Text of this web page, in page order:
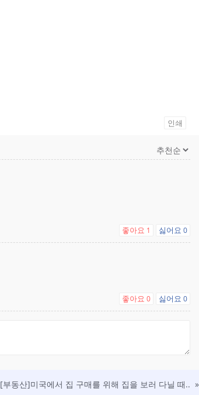
인쇄
좋아요 1 싫어요 0
좋아요 0 싫어요 0
[부동산] 미국에서 집 구매를 위해 집을 보러 다닐 때.. »